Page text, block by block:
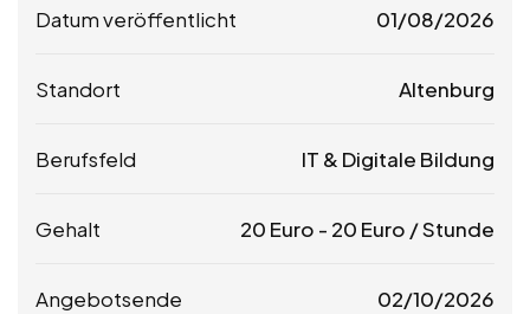
Datum veröffentlicht 01/08/2026
Standort Altenburg
Berufsfeld IT & Digitale Bildung
Gehalt 20 Euro - 20 Euro / Stunde
Angebotsende 02/10/2026